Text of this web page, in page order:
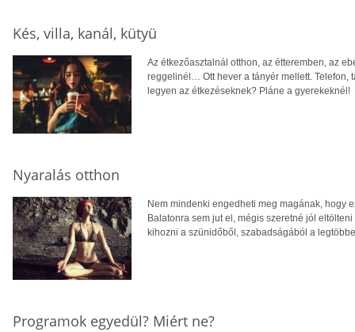
Kés, villa, kanál, kütyü
Az étkezőasztalnál otthon, az étteremben, az
reggelinél… Ott hever a tányér mellett. Telefon,
legyen az étkezéseknek? Pláne a gyerekeknél!
Nyaralás otthon
Nem mindenki engedheti meg magának, hogy
Balatonra sem jut el, mégis szeretné jól
kihozni a szünidőből, szabadságából a
Programok egyedül? Miért ne?